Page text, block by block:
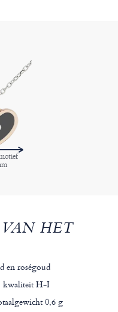
HET
en roségoud
kwaliteit H-I
0,6 g